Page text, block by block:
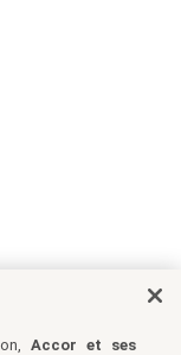
Accor et ses